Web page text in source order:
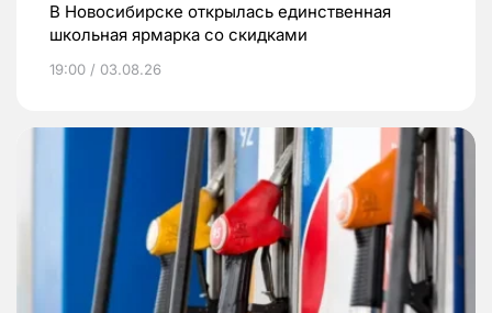
В Новосибирске открылась единственная
школьная ярмарка со скидками
19:00 / 03.08.26